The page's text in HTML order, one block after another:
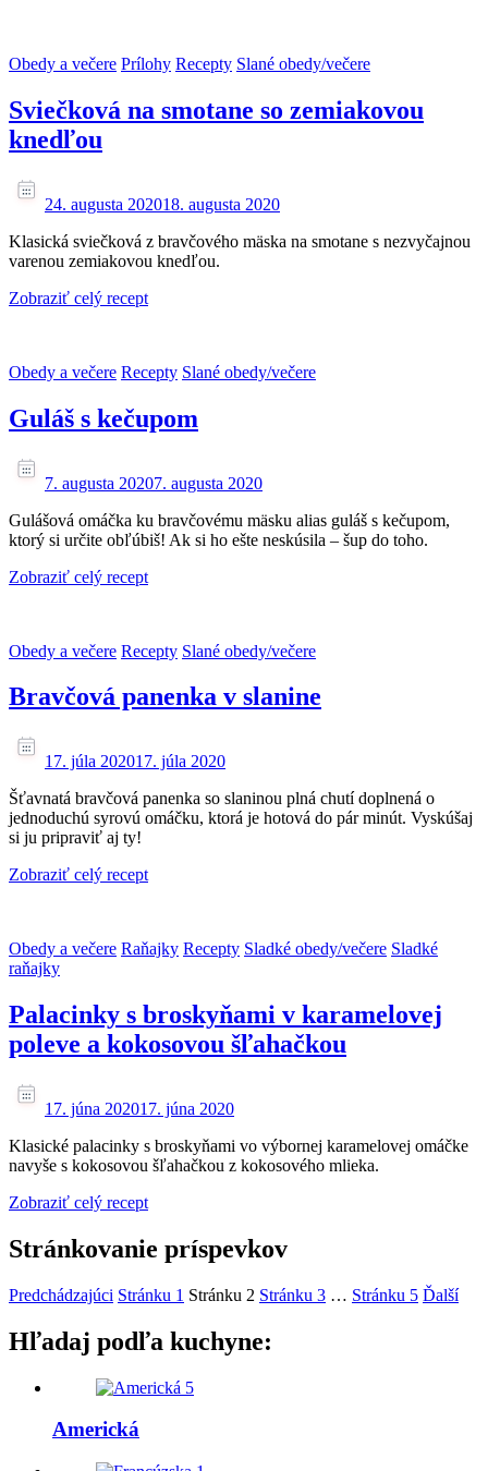
Obedy a večere Prílohy Recepty Slané obedy/večere
Sviečková na smotane so zemiakovou
knedľou
24. augusta 202018. augusta 2020
Klasická sviečková z bravčového mäska na smotane s nezvyčajnou
varenou zemiakovou knedľou.
Zobraziť celý recept
Obedy a večere Recepty Slané obedy/večere
Guláš s kečupom
7. augusta 20207. augusta 2020
Gulášová omáčka ku bravčovému mäsku alias guláš s kečupom,
ktorý si určite obľúbiš! Ak si ho ešte neskúsila – šup do toho.
Zobraziť celý recept
Obedy a večere Recepty Slané obedy/večere
Bravčová panenka v slanine
17. júla 202017. júla 2020
Šťavnatá bravčová panenka so slaninou plná chutí doplnená o
jednoduchú syrovú omáčku, ktorá je hotová do pár minút. Vyskúšaj
si ju pripraviť aj ty!
Zobraziť celý recept
Obedy a večere Raňajky Recepty Sladké obedy/večere Sladké
raňajky
Palacinky s broskyňami v karamelovej
poleve a kokosovou šľahačkou
17. júna 202017. júna 2020
Klasické palacinky s broskyňami vo výbornej karamelovej omáčke
navyše s kokosovou šľahačkou z kokosového mlieka.
Zobraziť celý recept
Stránkovanie príspevkov
Predchádzajúci Stránku 1 Stránku 2 Stránku 3 … Stránku 5 Ďalší
Hľadaj podľa kuchyne:
5
Americká